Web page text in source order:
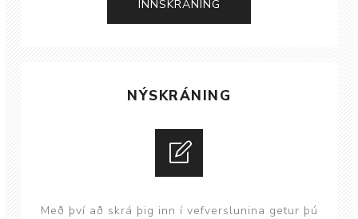
NÝSKRÁNING
Með því að skrá þig inn í vefverslunina getur þú